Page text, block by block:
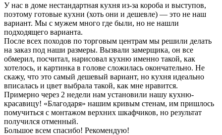
У нас в доме нестандартная кухня из-за короба и выступов,
поэтому готовые кухни (хоть они и дешевле) — это не наш
вариант. Мы с мужем много где были, но не нашли
подходящего варианта.
После всех походов по торговым центрам мы решили делать
на заказ под наши размеры. Вызвали замерщика, он все
обмерил, посчитал, нарисовал кухню именно такой, как
хотелось, и картинка в голове сложилась окончательно. Не
скажу, что это самый дешевый вариант, но кухня идеально
вписалась и цвет выбрала такой, как мне нравится.
Примерно через 2 недели нам установили нашу кухню-
красавицу! «Благодаря» нашим кривым стенам, им пришлось
помучиться с монтажом верхних шкафчиков, но результат
получился отменный.
Большое всем спасибо! Рекомендую!